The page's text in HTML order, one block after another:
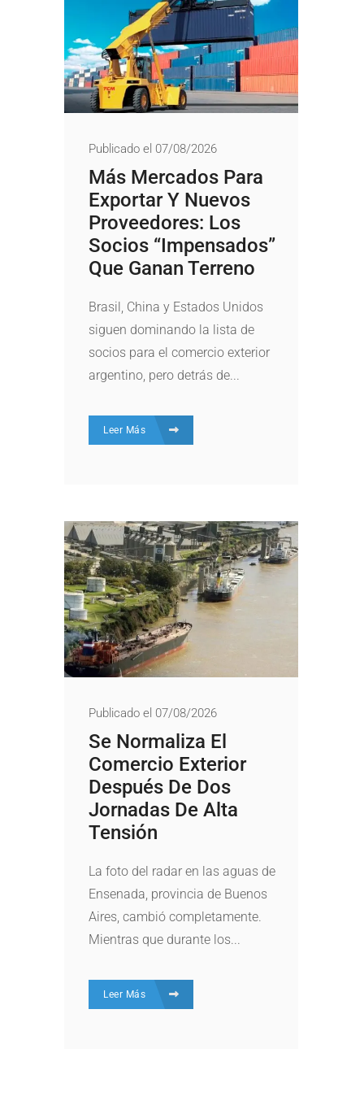
Publicado el 07/08/2026
Más Mercados Para
Exportar Y Nuevos
Proveedores: Los
Socios “impensados”
Que Ganan Terreno
Brasil, China y Estados Unidos
siguen dominando la lista de
socios para el comercio exterior
argentino, pero detrás de...
Leer Más
Publicado el 07/08/2026
Se Normaliza El
Comercio Exterior
Después De Dos
Jornadas De Alta
Tensión
La foto del radar en las aguas de
Ensenada, provincia de Buenos
Aires, cambió completamente.
Mientras que durante los...
Leer Más